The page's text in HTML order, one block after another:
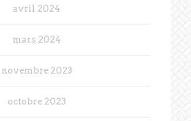
avril 2024
mars 2024
novembre 2023
octobre 2023